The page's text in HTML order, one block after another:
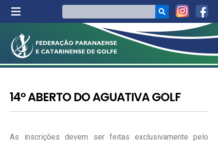
14º ABERTO DO AGUATIVA GOLF
As inscrições devem ser feitas exclusivamente pelo